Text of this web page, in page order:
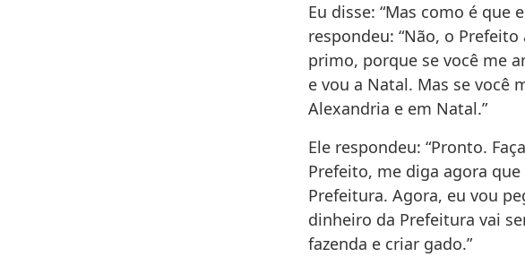
Eu disse: “Mas como é que
respondeu: “Não, o Prefeito
primo, porque se você me
e vou a Natal. Mas se você
Alexandria e em Natal.”
Ele respondeu: “Pronto.
Prefeito, me diga agora
Prefeitura. Agora, eu vou
dinheiro da Prefeitura vai
fazenda e criar gado.”